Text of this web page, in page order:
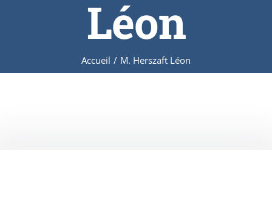
Léon
Accueil / M. Herszaft Léon